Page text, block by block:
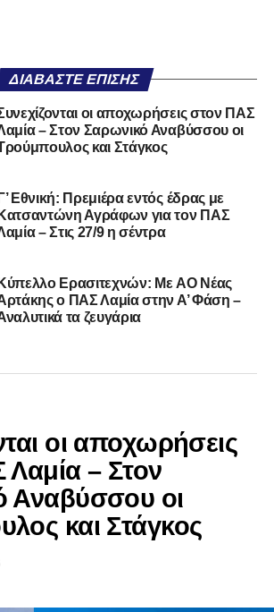
ΔΙΑΒΆΣΤΕ ΕΠΊΣΗΣ
οι αποχωρήσεις στον ΠΑΣ
– Στον Σαρωνικό Αναβύσσου οι
και Στάγκος
Γ’ Εθνική: Πρεμιέρα εντός έδρας με
Κατσαντώνη Αγράφων για τον ΠΑΣ
– Στις 27/9 η σέντρα
Kύπελλο Ερασιτεχνών: Με AO Nέας
ο ΠΑΣ Λαμία στην Α’ Φάση –
τα ζευγάρια
οι αποχωρήσεις
– Στον
Αναβύσσου οι
και Στάγκος